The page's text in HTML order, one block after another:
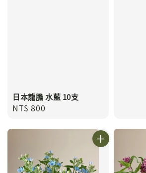
日本龍膽 水藍 10支
Regular
NT$ 800